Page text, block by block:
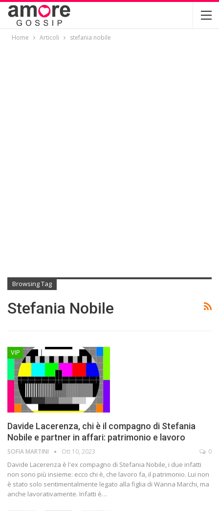
Home Articoli stefania nobile
Browsing Tag
Stefania Nobile
VIP
Davide Lacerenza, chi è il compagno di Stefania
Nobile e partner in affari: patrimonio e lavoro
SOFIA MARTINI Ott 10, 2023 0
Davide Lacerenza è l'ex compagno di Stefania Nobile, i due infatti
non sono più insieme: ecco chi è, che lavoro fa, il patrimonio. Lui non
è stato solo sentimentalmente legato alla figlia di Wanna Marchi, ma
anche lavorativamente. Infatti è…